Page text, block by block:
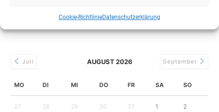
Cookie-RichtlinieDatenschutzerklärung
TERMINE
Juli AUGUST 2026 September
MO DI MI DO FR SA SO
27 28 29 30 31 1 2